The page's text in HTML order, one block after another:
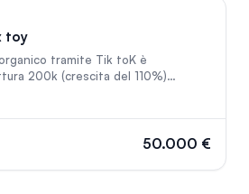
toy
tramite Tik toK è
200k (crescita del 110%)
(crescita del 214%) Dipendenti 4
50.000 €